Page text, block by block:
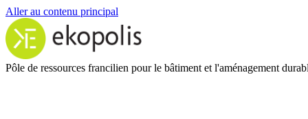
Aller au contenu principal
Pôle de ressources francilien pour le bâtiment et l'aménagement